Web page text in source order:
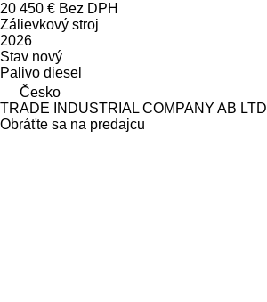
20 450 € Bez DPH
Zálievkový stroj
2026
Stav nový
Palivo diesel
Česko
TRADE INDUSTRIAL COMPANY AB LTD
Obráťte sa na predajcu